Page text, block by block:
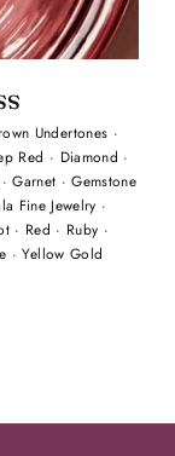
Undertones ·
Red · Diamond ·
·Garnet ·Gemstone
Fine Jewelry ·
· Red · Ruby ·
·Yellow Gold